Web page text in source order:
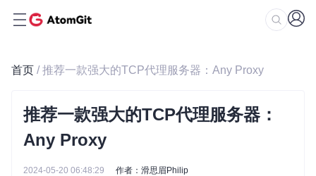
首页 / 推荐一款强大的TCP代理服务器：Any Proxy
推荐一款强大的TCP代理服务器：
Any Proxy
2024-05-20 06:48:29 作者：滑思眉Philip